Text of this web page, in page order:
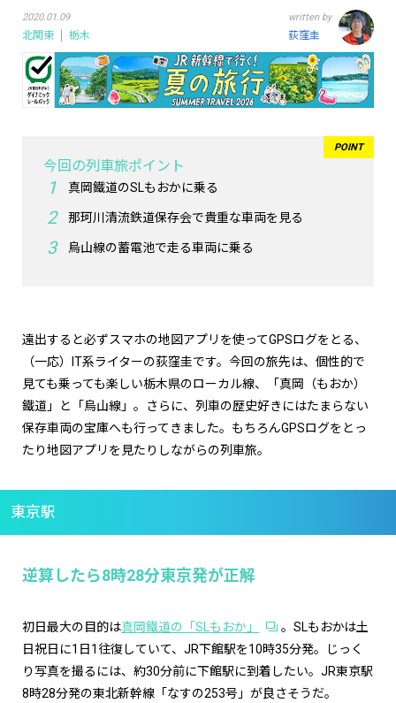
2020.01.09
北関東 栃木
written by
荻窪圭
今回の列車旅ポイント
真岡鐵道のSLもおかに乗る
那珂川清流鉄道保存会で貴重な車両を見る
烏山線の蓄電池で走る車両に乗る
遠出すると必ずスマホの地図アプリを使ってGPSログをとる、
（一応）IT系ライターの荻窪圭です。今回の旅先は、個性的で
見ても乗っても楽しい栃木県のローカル線、「真岡（もおか）
鐵道」と「烏山線」。さらに、列車の歴史好きにはたまらない
保存車両の宝庫へも行ってきました。もちろんGPSログをとっ
たり地図アプリを見たりしながらの列車旅。
東京駅
逆算したら8時28分東京発が正解
初日最大の目的は真岡鐵道の「SLもおか」
。SLもおかは土
日祝日に1日1往復していて、JR下館駅を10時35分発。じっく
り写真を撮るには、約30分前に下館駅に到着したい。JR東京駅
8時28分発の東北新幹線「なすの253号」が良さそうだ。